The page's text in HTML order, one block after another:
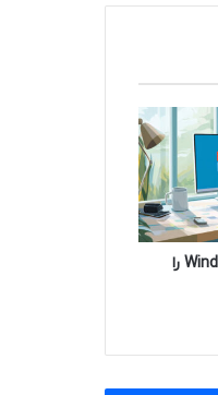
Windows 11 هنوز Windows 10 را